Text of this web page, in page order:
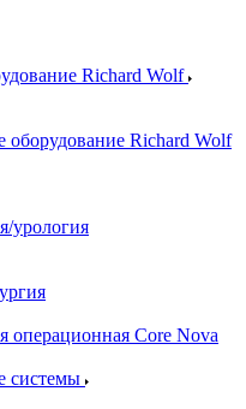
Richard Wolf
оборудование Richard Wolf
урология
операционная Core Nova
системы